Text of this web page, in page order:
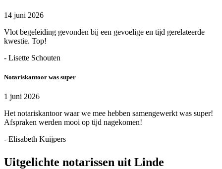
14 juni 2026
Vlot begeleiding gevonden bij een gevoelige en tijd gerelateerde
kwestie. Top!
- Lisette Schouten
Notariskantoor was super
1 juni 2026
Het notariskantoor waar we mee hebben samengewerkt was super!
Afspraken werden mooi op tijd nagekomen!
- Elisabeth Kuijpers
Uitgelichte notarissen uit Linde